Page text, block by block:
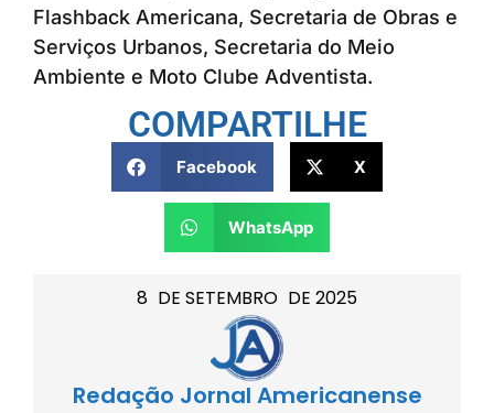
8 DE SETEMBRO DE 2025
Redação Jornal Americanense
Flashback Americana, Secretaria de Obras e
Serviços Urbanos, Secretaria do Meio
Ambiente e Moto Clube Adventista.
COMPARTILHE
Facebook X
WhatsApp